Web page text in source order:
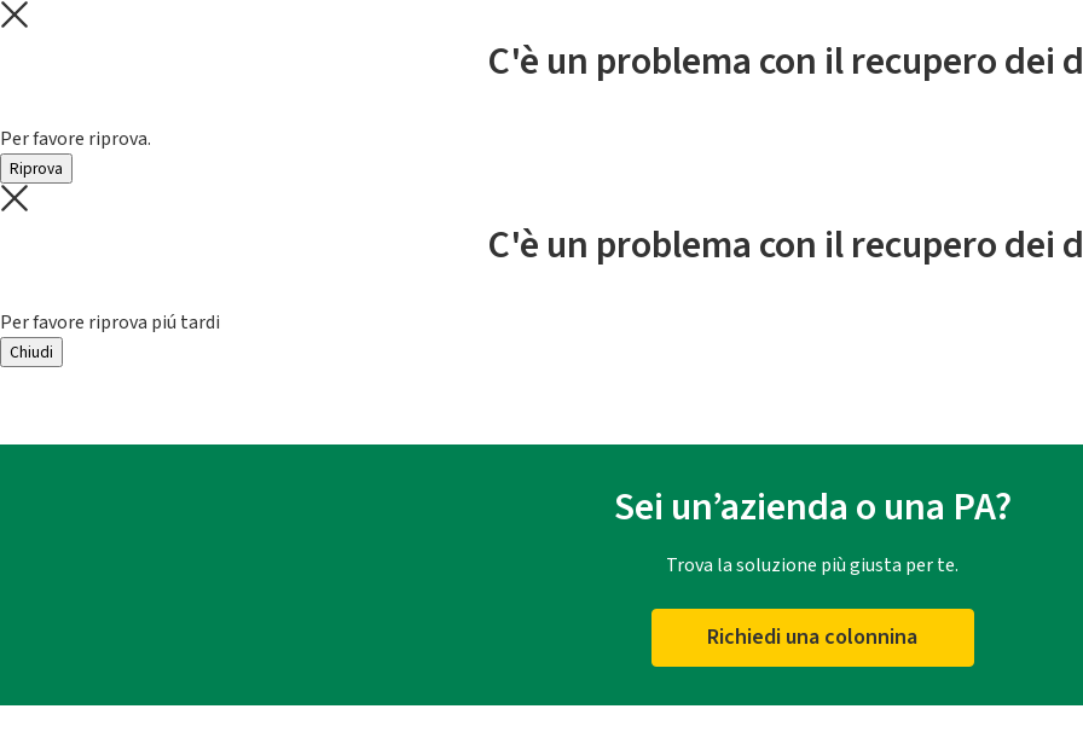
C'è un problema con il recupero dei
Per favore riprova.
Riprova
C'è un problema con il recupero dei
Per favore riprova piú tardi
Chiudi
Sei un’azienda o una PA?
Trova la soluzione più giusta per te.
Richiedi una colonnina